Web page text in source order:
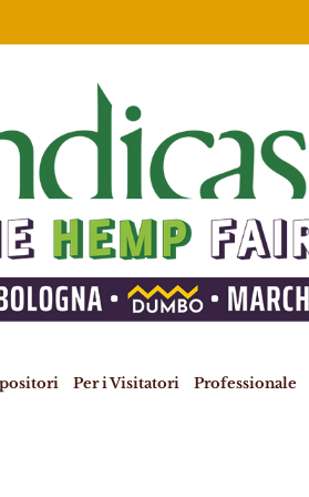
Per i Visitatori Professionale